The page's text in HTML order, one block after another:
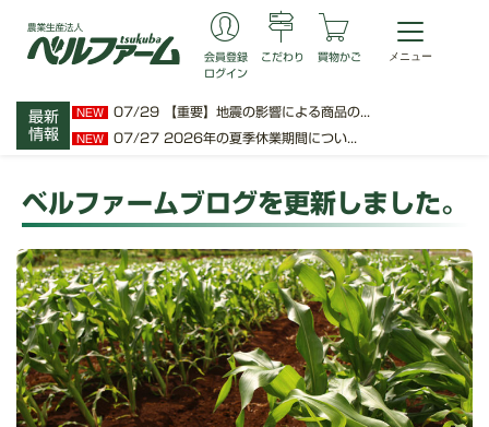
最新
情報
NEW 07/29 【重要】地震の影響による商品の...
NEW 07/27 2026年の夏季休業期間につい...
会員登録
ログイン
こだわり 買物かご
ベルファームブログを更新しました。